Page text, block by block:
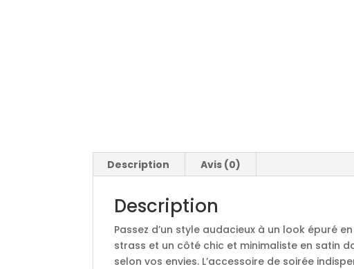
Description Avis (0)
Description
Passez d’un style audacieux à un look épuré
strass et un côté chic et minimaliste en satin
selon vos envies. L’accessoire de soirée